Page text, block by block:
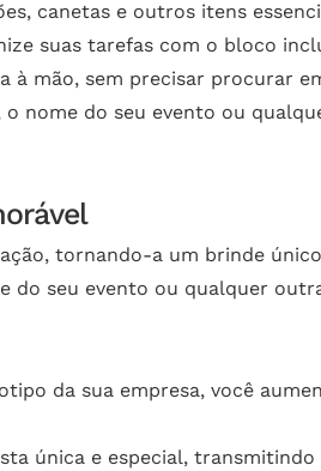
canetas e outros itens
suas tarefas com o bloco
à mão, sem precisar procurar
o nome do seu evento ou
tornando-a um brinde
do seu evento ou qualquer
da sua empresa, você
única e especial,